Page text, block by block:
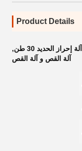
Product Details
آلة إحراز الحديد 30 طن
,
آلة القص و آلة القص